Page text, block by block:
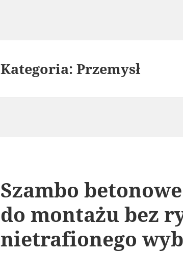
Kategoria:Przemysł
Szambo
do montażu bez
nietrafionego